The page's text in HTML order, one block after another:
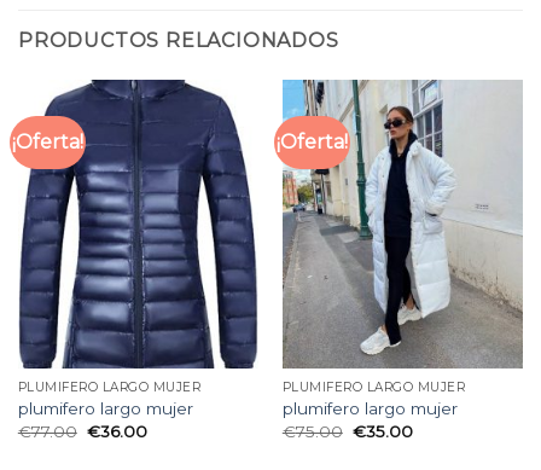
PRODUCTOS RELACIONADOS
¡Oferta!
PLUMIFERO LARGO MUJER
plumifero largo mujer
€77.00 €36.00
¡Oferta!
PLUMIFERO LARGO MUJER
plumifero largo mujer
€75.00 €35.00